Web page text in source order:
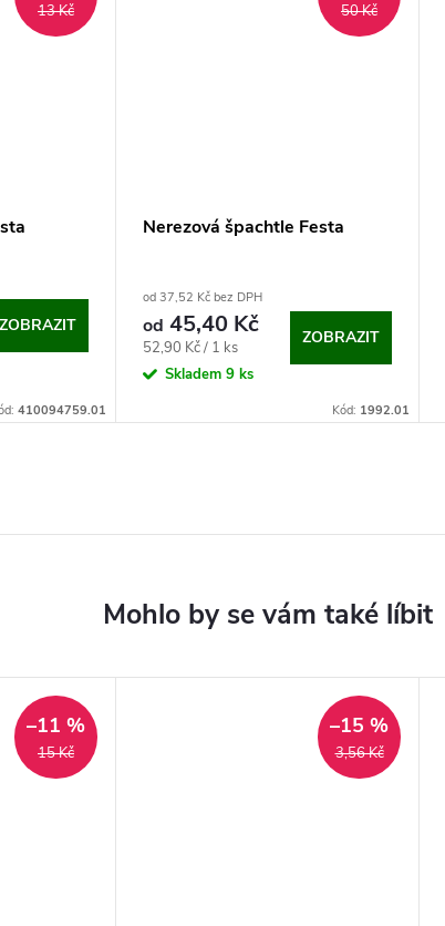
13 Kč
ZOBRAZIT
410094759.01
50 Kč
Nerezová špachtle Festa
od 37,52 Kč bez DPH
od 45,40 Kč
Měrná
cena:
52,90 Kč / 1 ks
Skladem 9 ks
ZOBRAZIT
Kód: 1992.01
15 Kč
–11 %
3,56 Kč
–15 %